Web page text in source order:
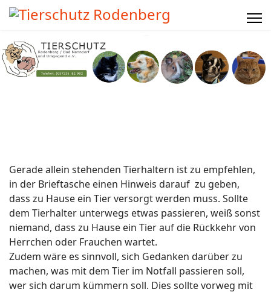
Gerade allein stehenden Tierhaltern ist zu empfehlen,
in der Brieftasche einen Hinweis darauf zu geben,
dass zu Hause ein Tier versorgt werden muss. Sollte
dem Tierhalter unterwegs etwas passieren, weiß sonst
niemand, dass zu Hause ein Tier auf die Rückkehr von
Herrchen oder Frauchen wartet.
Zudem wäre es sinnvoll, sich Gedanken darüber zu
machen, was mit dem Tier im Notfall passieren soll,
wer sich darum kümmern soll. Dies sollte vorweg mit